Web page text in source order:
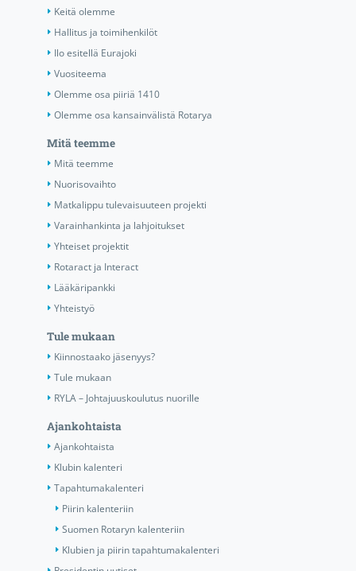
Keitä olemme
Hallitus ja toimihenkilöt
Ilo esitellä Eurajoki
Vuositeema
Olemme osa piiriä 1410
Olemme osa kansainvälistä Rotarya
Mitä teemme
Mitä teemme
Nuorisovaihto
Matkalippu tulevaisuuteen projekti
Varainhankinta ja lahjoitukset
Yhteiset projektit
Rotaract ja Interact
Lääkäripankki
Yhteistyö
Tule mukaan
Kiinnostaako jäsenyys?
Tule mukaan
RYLA – Johtajuuskoulutus nuorille
Ajankohtaista
Ajankohtaista
Klubin kalenteri
Tapahtumakalenteri
Piirin kalenteriin
Suomen Rotaryn kalenteriin
Klubien ja piirin tapahtumakalenteri